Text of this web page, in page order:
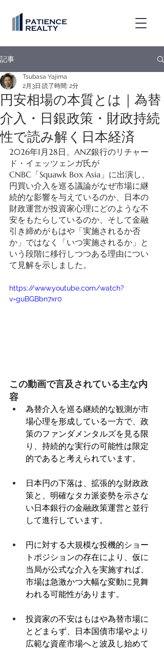
記事
円安相場の本質とは｜為替
介入・日銀政策・財政持続
性で読み解く日本経済
Tsubasa Yajima
2月3日 読了時間: 2分
2026年1月28日、ANZ銀行のリチャー
ド・イェッツェンガ氏が
CNBC「Squawk Box Asia」に出演し、
円買い介入を巡る議論がなぜ市場に継
続的な影響を与えているのか、日本の
財政運営が投資家心理にどのような不
安をもたらしているのか、そして金融
引き締めがもはや「実施されるか否
か」ではなく「いつ実施されるか」と
いう段階に移行しつつある理由につい
て見解を示しました。
https://www.youtube.com/watch?
v=guBGBbn7xr0
この動画で言及されている主な内
容
為替介入を巡る継続的な観測が市
場心理を形成している一方で、政
策のファンダメンタルズを見る限
り、持続的な実行の可能性は限定
的であると考えられています。
日本円の下落は、拡張的な財政政
策と、明確なタカ派姿勢を示さな
い日本銀行の金融政策運営と並行
して進行しています。
円に対する大規模な投機的ショー
トポジションの存在により、仮に
当局が公式な介入を実施すれば、
市場は急激かつ大幅な変動に見舞
われる可能性があります。
投資家の不安はもはや為替市場に
とどまらず、日本国債市場やより
広範な資産市場へと波及し始めて